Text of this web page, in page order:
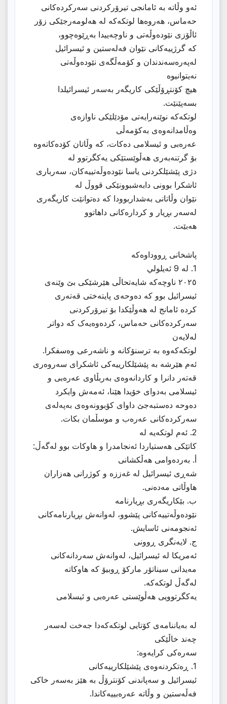
ئەو وڵاتە بە ئامانجى تیرۆرکردنی سەرکردەکانی
حەماس، هەروەها لوتکەکە لە هەلومەرجێکى زۆر
ئاڵۆزی نێودەوڵەتی و ناوچەییدا بەڕێوەچوو،
کە گرژییەکانی نێوان فەلەستین و ئیسرائیل
لەپەرەسەندندان و کۆمەڵگەی نێودەوڵەتی
نەیتوانیوە
هیچ کۆنتڕۆڵێکی کاریگەر بەسەر ئیسرائیلدا
بسەپێنێت.
لوتکەکە نوێنەرایەتی مۆدێلێکی ناوازەی
وەڵامدانەوەی بەکۆمەڵی
عەرەبی و ئیسلامی دەکات، کە وڵاتان کۆدەکاتەوە
بۆ گرتنەبەری هەڵوێستێکی یەکگرتوو لە
دژی پێشێلکردنی یاسا نێودەوڵەتییەکان، سەربارى
ئاشکرا بوونى دابەشبوونێکی قووڵ لە
نێوان وڵاتانی بەشداربوودا کە دەتوانێت کاریگەری
لەسەر بڕیار و کردارەکانی داهاتوو
هەبێت.
پاشخانی ڕووداوەکە
1. لە 9 ئەيلولي
٢٠٢٥ ناوچەکە شایەتحاڵى هێرشێکی بێ وێنەی
ئیسرائیل بوو کە دەوحەی پایتەختی قەتەری
کردە ئامانج لە هەوڵێکدا بۆ تیرۆرکردنی
سەرکردەکانی حەماس، کردەوەیەک کە دواتر
لەلایەن
لوتکەکەوە بە ترسنۆکانە و ناشەرعی وەسفکرا.
ئەم هێرشە بە پێشێلکارییەکی ئاشکرای سەروەری
قەتەر دانرا و کاردانەوەی بەربڵاوی عەرەبی و
ئیسلامی بەدوای خۆیدا هێنا، ئەمەش وایکرد
دەوحە دەستبەجێ داوای کۆبوونەوەی بەپەلەی
سەرکردەکانی عەرەب و موسڵمان بکات.
2. ئەم لوتکەیە لە
کاتێکی هەستیاردا ئەنجامدرا و هاوکات بوو لەگەڵ:
أ. بەردەوامی هەڵکشانی
شەڕى ئیسرائیل لە غەززە و کوژرانى هەزاران
هاوڵاتی مەدەنی.
ب. بێکاریگەری بڕیارنامە
نێودەوڵەتییەکانی پێشوو، لەوانەش بڕیارنامەکانی
ئەنجومەنی ئاسایش.
ج. لایەنگری ڕوونی
ئەمریکا لە ئیسرائیل، لەوانەش سەردانەکانی
مەیدانی سیناتۆر مارکۆ ڕوبیۆ کە هاوکاتە
لەگەڵ لوتکەکە.
یەکگرتوویی هەڵوێستی عەرەبی و ئیسلامی
لە بەیاننامەی کۆتایی لوتکەکەدا جەخت لەسەر
چەند خاڵێکی
سەرەکی کرایەوە:
1. ڕەتکردنەوەی پێشێلکارییەکانی
ئیسرائیل و سەپاندنی کۆنترۆڵ بە هێز بەسەر خاکی
فەڵەستین و وڵاتە عەرەبییەکاندا.